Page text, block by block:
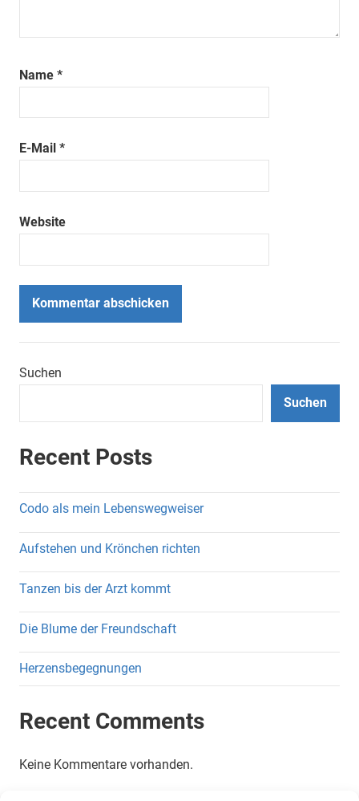
Name *
E-Mail *
Website
Suchen
Suchen
Recent Posts
Codo als mein Lebenswegweiser
Aufstehen und Krönchen richten
Tanzen bis der Arzt kommt
Die Blume der Freundschaft
Herzensbegegnungen
Recent Comments
Keine Kommentare vorhanden.